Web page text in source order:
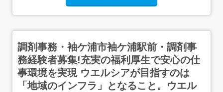
調剤事務・袖ケ浦市袖ケ浦駅前・調剤事
務経験者募集!充実の福利厚生で安心の仕
事環境を実現 ウエルシアが目指すのは
「地域のインフラ」となること。ウエル